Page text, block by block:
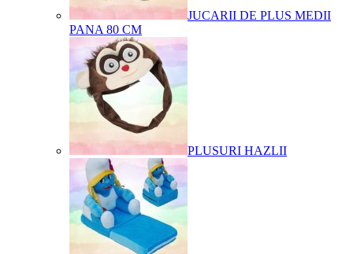
JUCARII DE PLUS MEDII
PANA 80 CM
PLUSURI HAZLII